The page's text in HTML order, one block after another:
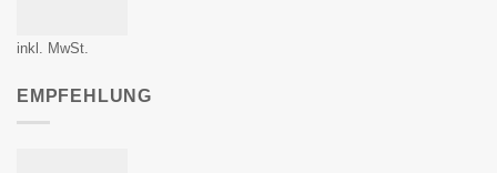
inkl. MwSt.
EMPFEHLUNG